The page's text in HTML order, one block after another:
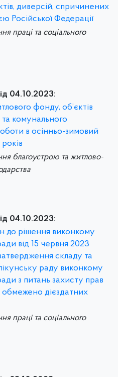
диверсій, спричинених
Російської Федерації
праці та соціального
04.10.2023:
фонду, об’єктів
комунального
в осінньо-зимовий
благоустрою та житлово-
04.10.2023:
до рішення виконкому
від 15 червня 2023
складу та
раду виконкому
з питань захисту прав
обмежено дієздатних
праці та соціального